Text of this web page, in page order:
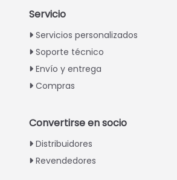
Servicio
Servicios personalizados
Soporte técnico
Envío y entrega
Compras
Convertirse en socio
Distribuidores
Revendedores
Swahili
Urdu
Greek
Italian